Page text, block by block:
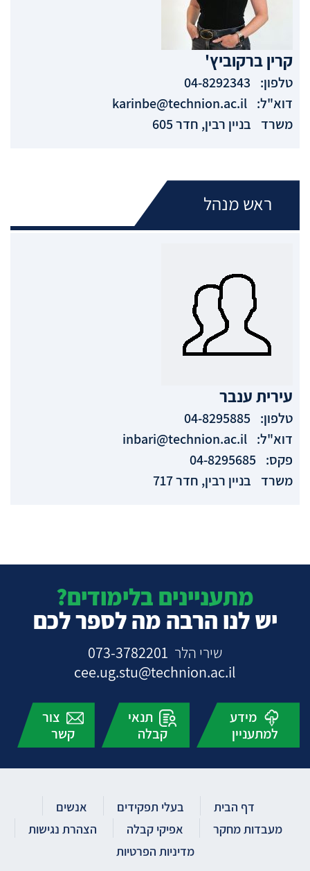
קריןברקוביץ'
טלפון:
04-8292343
דוא"ל: karinbe@technion.ac.il
משרד
בניין רבין, חדר 605
ראש מנהל
עיריתענבר
טלפון: 04-8295885
דוא"ל: inbari@technion.ac.il
פקס:
משרד
בניין רבין, חדר 717
מתעניינים בלימודים?
יש לנו הרבה מה לספר לכם
שירי הלר 073-3782201
cee.ug.stu@technion.ac.il
מידע
למתעניין
תנאי
קבלה
צור
קשר
דף הבית בעלי תפקידים
אנשים
מעבדות מחקר
אפיקי קבלה
הצהרת נגישות
מדיניות הפרטיות